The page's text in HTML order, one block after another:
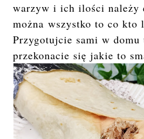
warzyw i ich ilości należy
można wszystko to co kto
Przygotujcie sami w
przekonacie się jakie to